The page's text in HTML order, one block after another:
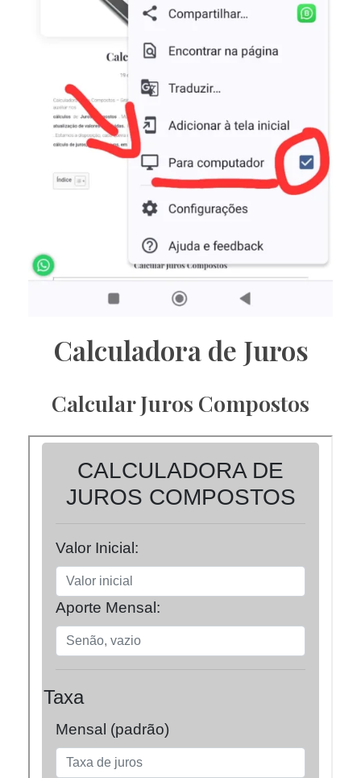
Calculadora de Juros
Calcular Juros Compostos